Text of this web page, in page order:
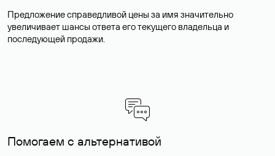
Предложение справедливой цены за имя значительно
увеличивает шансы ответа его текущего владельца и
последующей продажи.
Помогаем с альтернативой